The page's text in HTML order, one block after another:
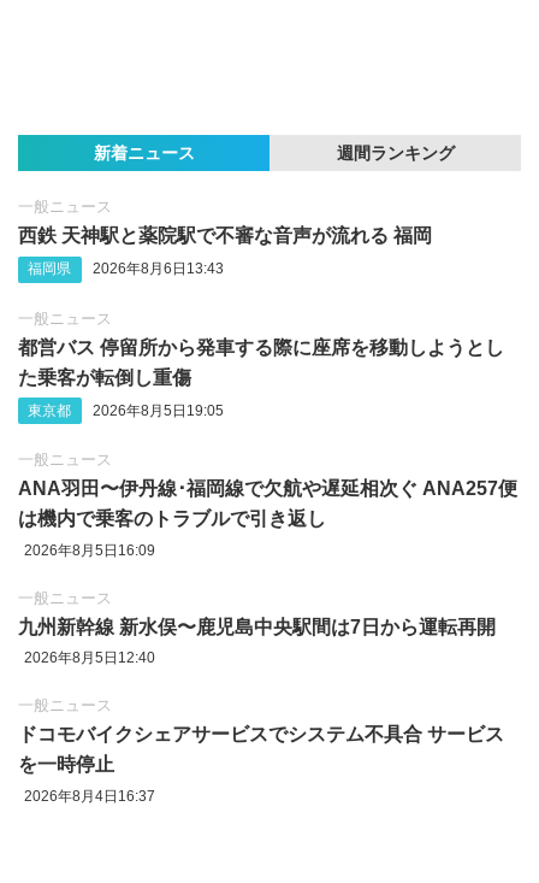
新着ニュース 週間ランキング
一般ニュース
西鉄 天神駅と薬院駅で不審な音声が流れる 福岡
福岡県 2026年8月6日13:43
一般ニュース
都営バス 停留所から発車する際に座席を移動しようとし
た乗客が転倒し重傷
東京都 2026年8月5日19:05
一般ニュース
ANA羽田〜伊丹線･福岡線で欠航や遅延相次ぐ ANA257便
は機内で乗客のトラブルで引き返し
2026年8月5日16:09
一般ニュース
九州新幹線 新水俣〜鹿児島中央駅間は7日から運転再開
2026年8月5日12:40
一般ニュース
ドコモバイクシェアサービスでシステム不具合 サービス
を一時停止
2026年8月4日16:37